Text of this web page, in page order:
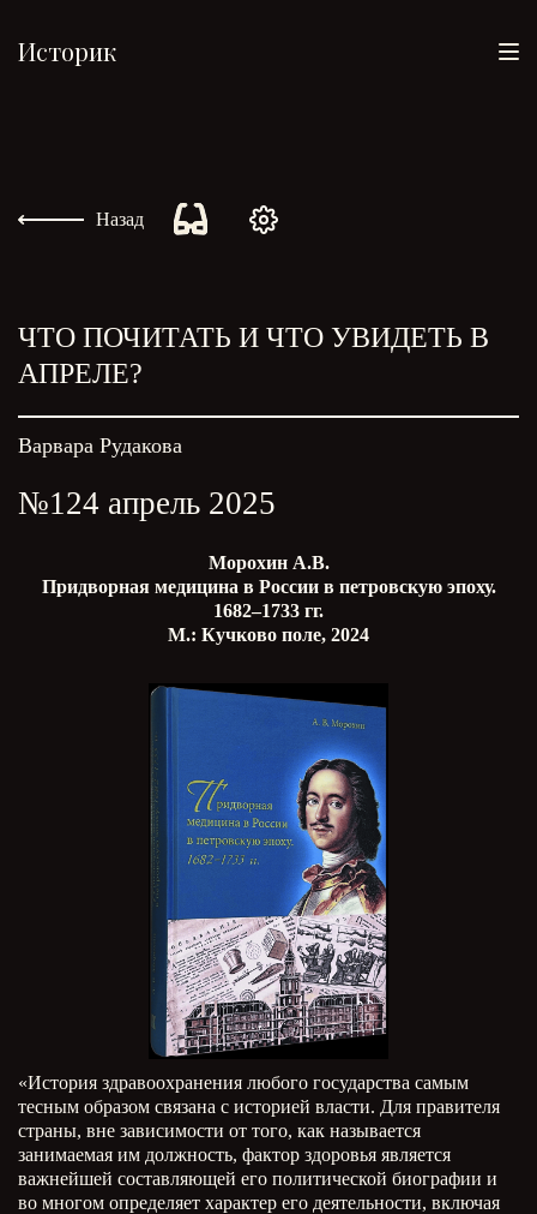
Историк
Назад
ЧТО ПОЧИТАТЬ И ЧТО УВИДЕТЬ В
АПРЕЛЕ?
№124 апрель 2025
Варвара Рудакова
Морохин А.В.
Придворная медицина в России в петровскую эпоху.
1682–1733 гг.
М.: Кучково поле, 2024
«История здравоохранения любого государства самым
тесным образом связана с историей власти. Для правителя
страны, вне зависимости от того, как называется
занимаемая им должность, фактор здоровья является
важнейшей составляющей его политической биографии и
во многом определяет характер его деятельности, включая